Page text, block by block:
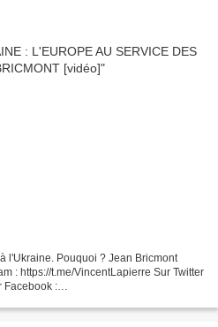
l'Ukraine. Pouquoi ? Jean Bricmont
: https://t.me/VincentLapierre Sur Twitter
Facebook :